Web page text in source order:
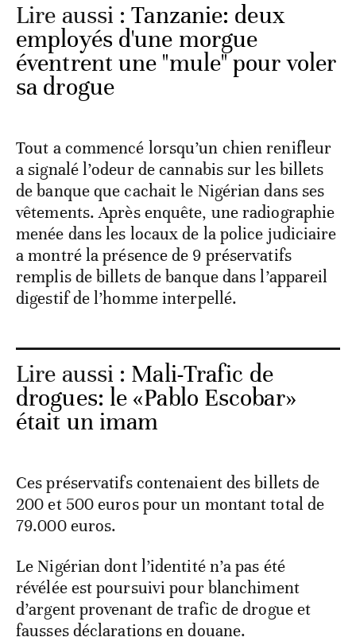
Lire aussi :Tanzanie: deux
employés d'une morgue
éventrent une "mule" pour voler
sa drogue
Tout a commencé lorsqu’un chien renifleur
a signalé l’odeur de cannabis sur les billets
de banque que cachait le Nigérian dans ses
vêtements. Après enquête, une radiographie
menée dans les locaux de la police judiciaire
a montré la présence de 9 préservatifs
remplis de billets de banque dans l’appareil
digestif de l’homme interpellé.
Lire aussi : Mali-Trafic de
drogues: le «Pablo Escobar»
était un imam
Ces préservatifs contenaient des billets de
200 et 500 euros pour un montant total de
79.000 euros.
Le Nigérian dont l’identité n’a pas été
révélée est poursuivi pour blanchiment
d’argent provenant de trafic de drogue et
fausses déclarations en douane.